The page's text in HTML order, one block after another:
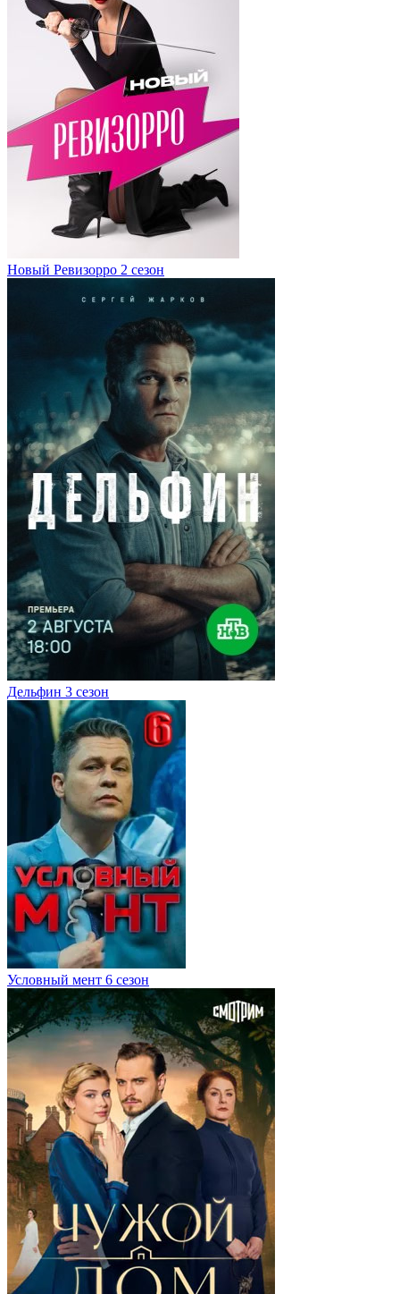
Новый Ревизорро 2 сезон
Дельфин 3 сезон
Условный мент 6 сезон